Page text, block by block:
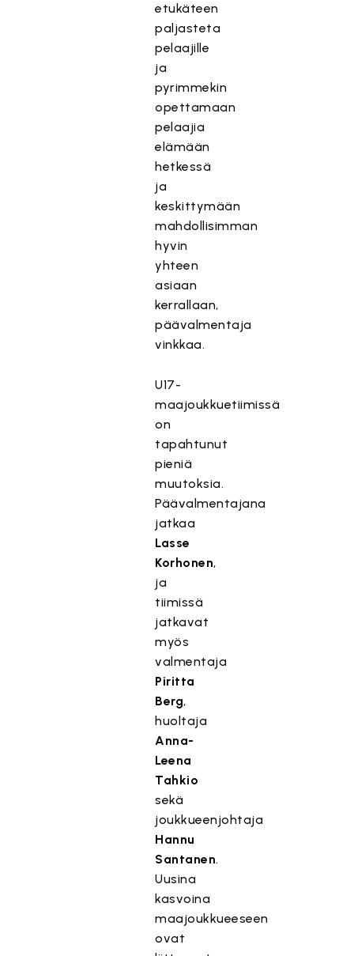
etukäteen
paljasteta
pelaajille
ja
pyrimmekin
opettamaan
pelaajia
elämään
hetkessä
ja
keskittymään
mahdollisimman
hyvin
yhteen
asiaan
kerrallaan,
päävalmentaja
vinkkaa.
U17-
maajoukkuetiimissä
on
tapahtunut
pieniä
muutoksia.
Päävalmentajana
jatkaa
Lasse
Korhonen,
ja
tiimissä
jatkavat
myös
valmentaja
Piritta
Berg,
huoltaja
Anna-
Leena
Tahkio
sekä
joukkueenjohtaja
Hannu
Santanen.
Uusina
kasvoina
maajoukkueeseen
ovat